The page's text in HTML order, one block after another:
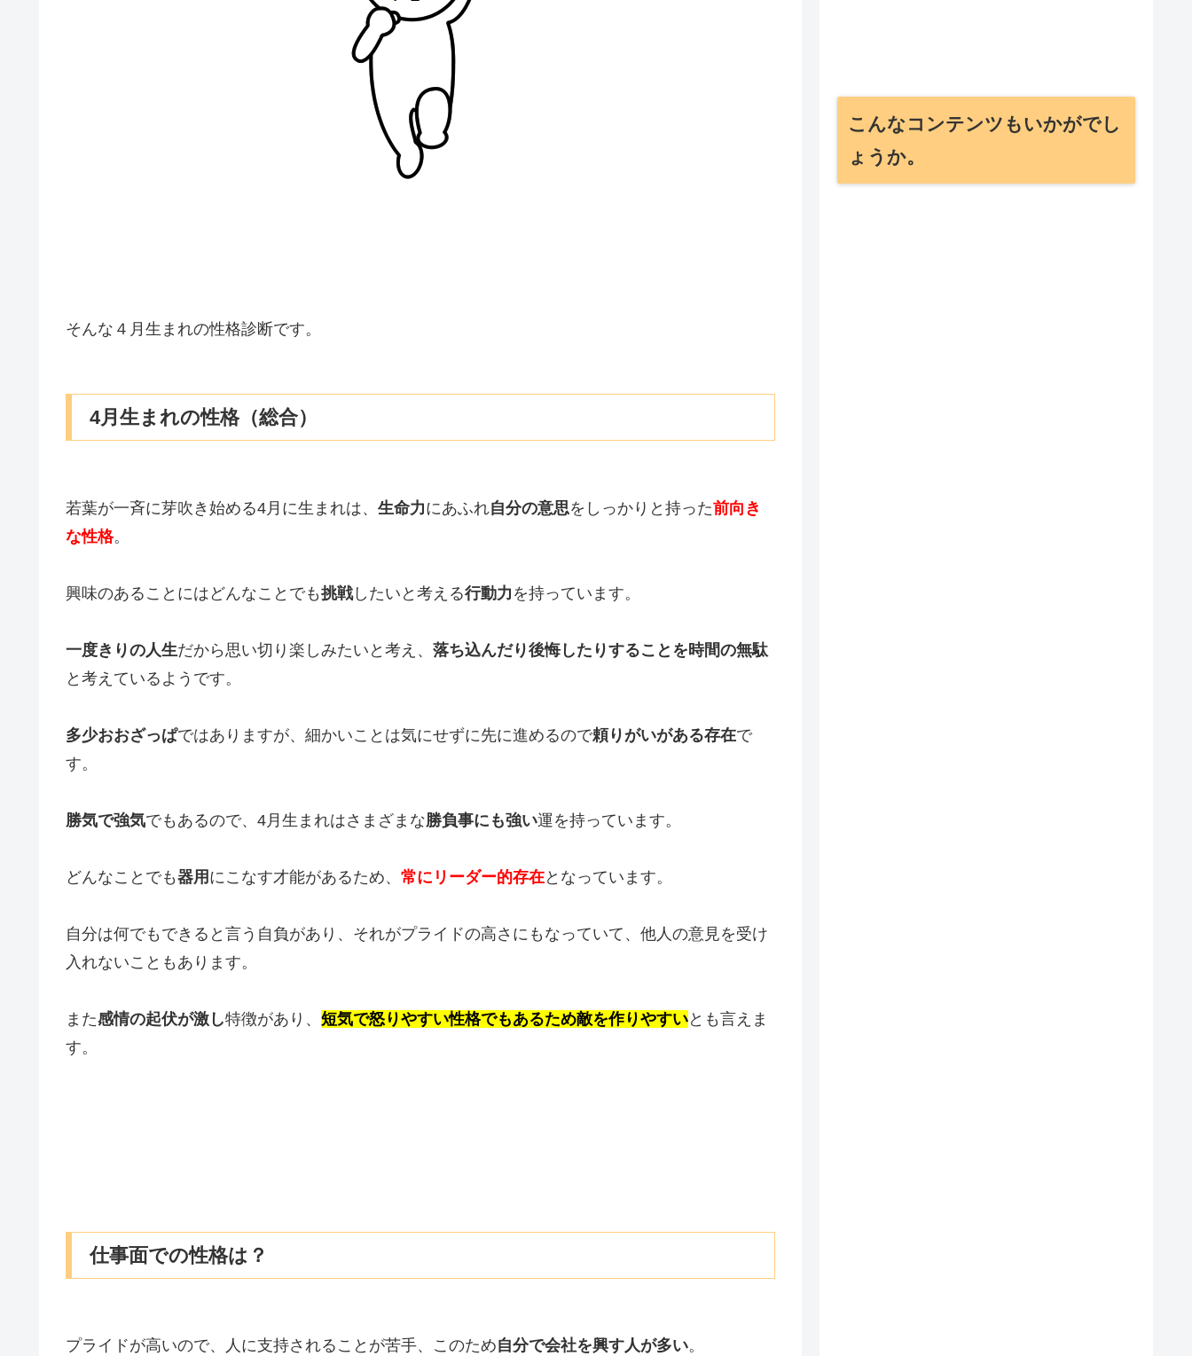
そんな４月生まれの性格診断です。
4月生まれの性格（総合）
若葉が一斉に芽吹き始める4月に生まれは、 生命力にあふれ自分の意思をしっかりと持った前向き
な性格。
興味のあることにはどんなことでも挑戦したいと考える行動力 を持っています。
一度きりの人生だから思い切り楽しみたいと考え、 落ち込んだり後悔したりすることを時間の無駄
と考えているようです。
多少おおざっぱではありますが、細かいことは気にせずに先に進めるので頼りがいがある存在で
す。
勝気で強気でもあるので、4月生まれはさまざまな勝負事にも強い運を持っています。
どんなことでも器用 にこなす才能があるため、 常にリーダー的存在となっています。
自分は何でもできると言う自負があり、それがプライドの高さにもなっていて、他人の意見を受け
入れないこともあります。
また感情の起伏が激し特徴があり、 短気で怒りやすい性格でもあるため敵を作りやすいとも言えま
す。
仕事面での性格は？
プライドが高いので、人に支持されることが苦手、このため自分で会社を興す人が多い。
こんなコンテンツもいかがでし
ょうか。